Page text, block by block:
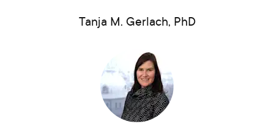
Tanja M. Gerlach, PhD